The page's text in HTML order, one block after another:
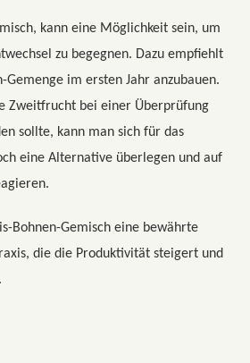
kann eine Möglichkeit sein, um
zu begegnen. Dazu empfiehlt
Gemenge im ersten Jahr anzubauen.
Zweitfrucht bei einer Überprüfung
sollte, kann man sich für das
eine Alternative überlegen und auf
Bohnen-Gemisch eine bewährte
die die Produktivität steigert und